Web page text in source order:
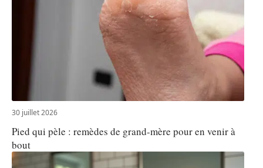
30 juillet 2026
Pied qui pèle : remèdes de grand-mère pour en venir à
bout